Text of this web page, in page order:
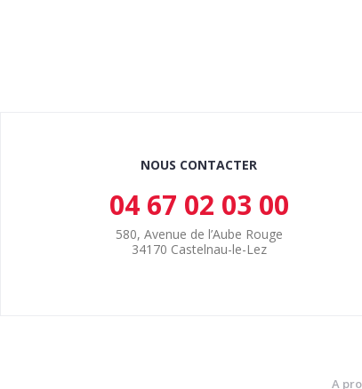
NOUS CONTACTER
04 67 02 03 00
580, Avenue de l’Aube Rouge
34170 Castelnau-le-Lez
A